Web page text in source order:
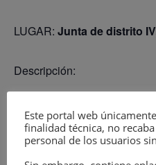
LUGAR: Junta de distrito
Descripción:
¡Taller donde la
protagonistas!
Este portal web
finalidad técnica, no
personal de los usuarios